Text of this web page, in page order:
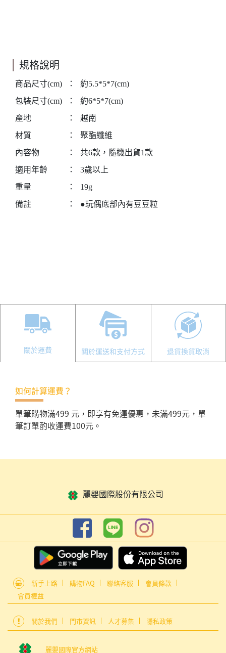
規格說明
商品尺寸(cm) ：
約5.5*5*7(cm)
包裝尺寸(cm)
：
約6*5*7(cm)
產地
：
越南
材質
：
聚酯纖維
內容物
：
共6款，隨機出貨1款
適用年齡
：
3歲以上
重量
：
19g
備註
： ●玩偶底部內有豆豆粒
關於運費 關於運送和支付方式 退貨換貨取消
如何計算運費？
單筆購物滿499 元，即享有免運優惠，未滿499元，單
筆訂單酌收運費100元。
麗嬰國際股份有限公司
新手上路 購物FAQ 聯絡客服
會員條款
會員權益
關於我們 門市資訊 人才募集 隱私政策
麗嬰國際官方網站